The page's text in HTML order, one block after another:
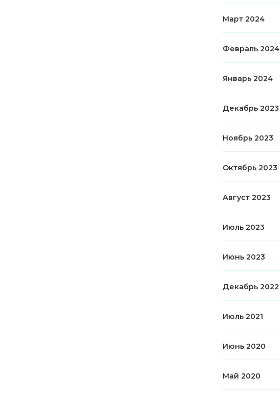
Март 2024
Февраль 2024
Январь 2024
Декабрь 2023
Ноябрь 2023
Октябрь 2023
Август 2023
Июль 2023
Июнь 2023
Декабрь 2022
Июль 2021
Июнь 2020
Май 2020